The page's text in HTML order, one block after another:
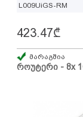
L009UiGS-RM
როუტერი - 8x
423.47₾
მარაგშია